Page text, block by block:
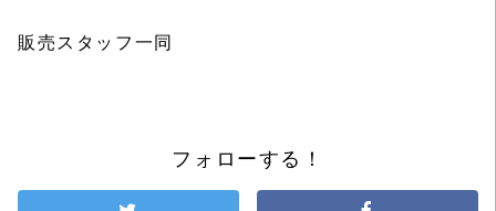
販売スタッフ一同
フォローする！